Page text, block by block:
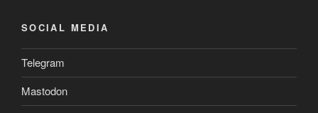
SOCIAL MEDIA
Telegram
Mastodon